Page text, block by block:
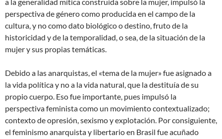
perspectiva de género como producida en el campo de la
cultura, y no como dato biológico o destino, fruto de la
historicidad y de la temporalidad, o sea, de la situación de la
mujer y sus propias temáticas.
Debido a las anarquistas, el «tema de la mujer» fue asignado a
la vida política y no a la vida natural, que la destituía de su
propio cuerpo. Eso fue importante, pues impulsó la
perspectiva feminista como un movimiento contextualizado;
contexto de opresión, sexismo y explotación. Por consiguiente,
el feminismo anarquista y libertario en Brasil fue acuñado